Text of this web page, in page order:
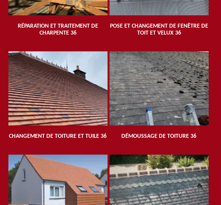
RÉPARATION ET TRAITEMENT DE
CHARPENTE 36
POSE ET CHANGEMENT DE FENÊTRE DE
TOIT ET VELUX 36
CHANGEMENT DE TOITURE ET TUILE 36 DÉMOUSSAGE DE TOITURE 36